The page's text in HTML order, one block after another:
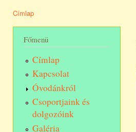
Címlap
Főmenü
Címlap
Kapcsolat
Óvodánkról
Csoportjaink és
dolgozóink
Galéria